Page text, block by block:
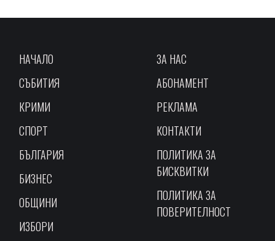
НАЧАЛО
СЪБИТИЯ
КРИМИ
СПОРТ
БЪЛГАРИЯ
БИЗНЕС
ОБЩИНИ
ИЗБОРИ
ЗА НАС
АБОНАМЕНТ
РЕКЛАМА
КОНТАКТИ
ПОЛИТИКА ЗА
БИСКВИТКИ
ПОЛИТИКА ЗА
ПОВЕРИТЕЛНОСТ